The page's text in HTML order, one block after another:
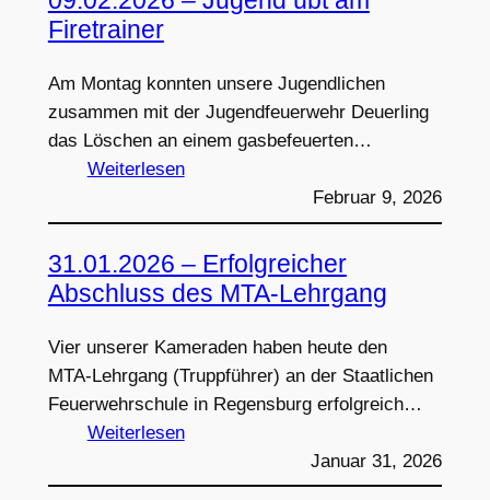
Ehrungen
Weichenstellungen
für
die
Zukunft
der
Firetrainer
Am Montag konnten unsere Jugendlichen
zusammen mit der Jugendfeuerwehr Deuerling
das Löschen an einem gasbefeuerten…
Weiterlesen:
–
Jugend
übt
am
Firetrainer
Februar 9, 2026
31.01.2026 – Erfolgreicher
Abschluss des MTA-Lehrgang
Vier unserer Kameraden haben heute den
MTA‑Lehrgang (Truppführer) an der Staatlichen
Feuerwehrschule in Regensburg erfolgreich…
Weiterlesen:
–
Januar 31, 2026